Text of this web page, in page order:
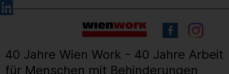
Barrierefreie
Bedienung
Sprachauswahl
40 Jahre Wien Work - 40 Jahre Arbeit
für Menschen mit Behinderungen